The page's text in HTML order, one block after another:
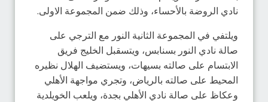
نادي الروضة بالأحساء، وذلك ضمن المجموعة الاولى.
ويلتفي في المجموعة الثانية النور مع الترجي على
صالة نادي النور بسنابس، ويتسقبل الخليج فريق
الابتسام على صالته بسيهات، ويستضيف الهلال نظيره
المحيط على صالته بالرياض، وتجري مواجهة الأهلي
وعكاظ على صالة نادي الأهلي بجدة، ويلعب الخويلدية